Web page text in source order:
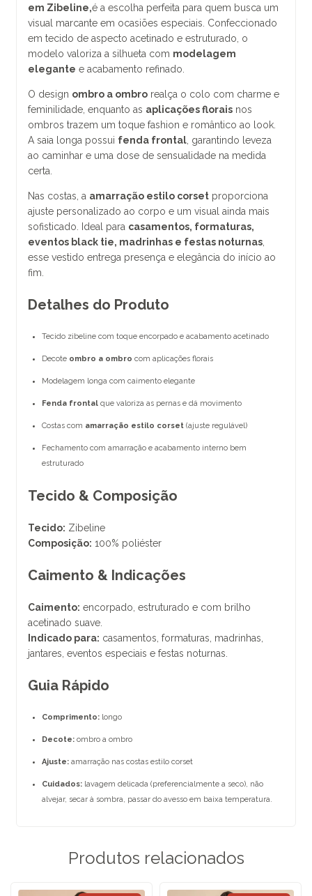
em Zibeline,é a escolha perfeita para quem busca um
visual marcante em ocasiões especiais. Confeccionado
em tecido de aspecto acetinado e estruturado, o
modelo valoriza a silhueta com modelagem
elegante e acabamento refinado.
O design ombro a ombro realça o colo com charme e
feminilidade, enquanto as aplicações florais nos
ombros trazem um toque fashion e romântico ao look.
A saia longa possui fenda frontal , garantindo leveza
ao caminhar e uma dose de sensualidade na medida
certa.
Nas costas, a amarração estilo corset proporciona
ajuste personalizado ao corpo e um visual ainda mais
sofisticado. Ideal para casamentos, formaturas,
eventos black tie, madrinhas e festas noturnas
esse vestido entrega presença e elegância do início ao
fim.
Detalhes do Produto
Tecido zibeline com toque encorpado e acabamento acetinado
Decote ombro a ombro com aplicações florais
Modelagem longa com caimento elegante
Fenda frontal que valoriza as pernas e dá movimento
Costas com amarração estilo corset (ajuste regulável)
Fechamento com amarração e acabamento interno bem
estruturado
Tecido & Composição
Tecido: Zibeline
Composição: 100% poliéster
Caimento & Indicações
Caimento: encorpado, estruturado e com brilho
acetinado suave.
Indicado para: casamentos, formaturas, madrinhas,
jantares, eventos especiais e festas noturnas.
Guia Rápido
Comprimento: longo
Decote: ombro a ombro
Ajuste: amarração nas costas estilo corset
Cuidados: lavagem delicada (preferencialmente a seco), não
alvejar, secar à sombra, passar do avesso em baixa temperatura.
Produtos relacionados